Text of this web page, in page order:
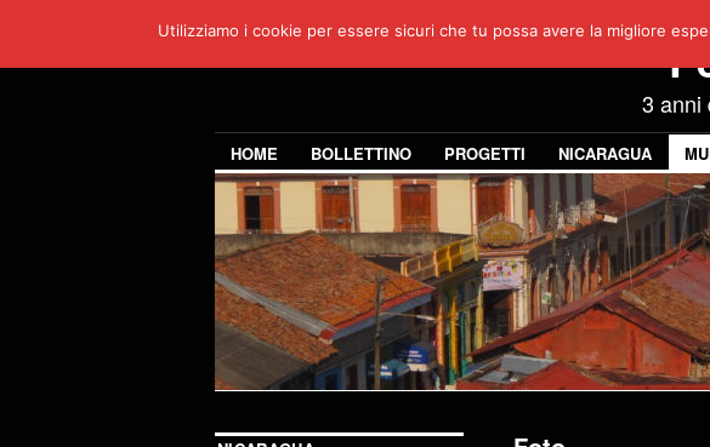
3 anni
HOME BOLLETTINO PROGETTI NICARAGUA
Utilizziamo i cookie per essere sicuri che tu possa avere la migliore